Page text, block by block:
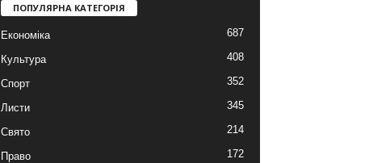
ПОПУЛЯРНА КАТЕГОРІЯ
Економіка 687
Культура 408
Спорт 352
Листи 345
Свято 214
Право 172